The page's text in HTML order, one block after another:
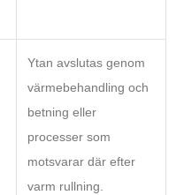
Ytan avslutas genom
värmebehandling och
betning eller
processer som
motsvarar där efter
varm rullning.